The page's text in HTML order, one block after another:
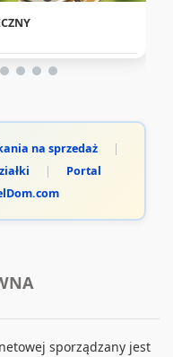
na sprzedaż
Portal
sporządzany jest